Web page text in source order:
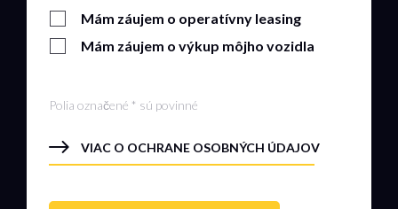
Mám záujem o operatívny leasing
Mám záujem o výkup môjho vozidla
Polia označené * sú povinné
VIAC O OCHRANE OSOBNÝCH ÚDAJOV